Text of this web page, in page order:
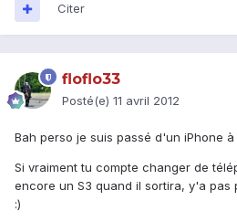
Citer
floflo33
Posté(e) 11 avril 2012
Bah perso je suis passé d'un iPhone à
Si vraiment tu compte changer de
encore un S3 quand il sortira, y'a pas
:)